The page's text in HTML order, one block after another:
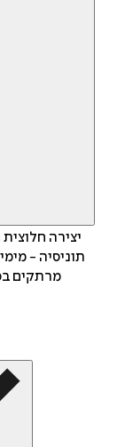
יצירה
תוניסיה -
מרתקים